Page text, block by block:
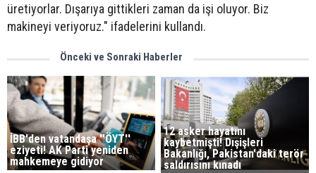
üretiyorlar. Dışarıya gittikleri zaman da işi oluyor. Biz
makineyi veriyoruz." ifadelerini kullandı.
Önceki ve Sonraki Haberler
İBB'den vatandaşa ''ÖYT''
eziyeti! AK Parti yeniden
mahkemeye gidiyor
12 asker hayatını
kaybetmişti! Dışişleri
Bakanlığı, Pakistan'daki terör
saldırısını kınadı